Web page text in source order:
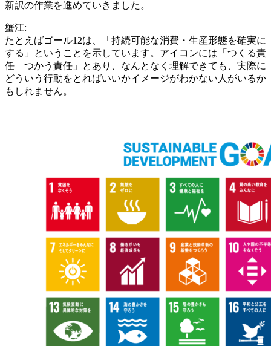
新訳の作業を進めていきました。
蟹江:
たとえばゴール12は、「持続可能な消費・生産形態を確実に
する」ということを示しています。アイコンには「つくる責
任 つかう責任」とあり、なんとなく理解できても、実際に
どういう行動をとればいいかイメージがわかない人がいるか
もしれません。